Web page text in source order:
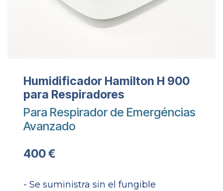
Humidificador Hamilton H 900
para Respiradores
Para Respirador de Emergéncias
Avanzado
400 €
- Se suministra sin el fungible